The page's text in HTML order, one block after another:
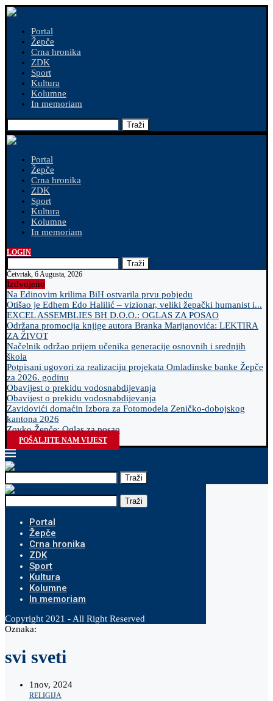
Portal
Žepče
Crna hronika
ZDK
Sport
Kultura
Kolumne
In memoriam
Traži
Portal
Žepče
Crna hronika
ZDK
Sport
Kultura
Kolumne
In memoriam
LOGIN
Traži
Četvrtak, 6 Augusta, 2026
Izdvojeno
Na Edinovim krilima BiH ostvarila prvu pobjedu
Otišao je Edhem Edo Halilić – vizionar, veliki žepački humanist i...
EXCEL ASSEMBLIES BH D.O.O.: OGLAS ZA POSAO
Održana promocija knjige autora Branka Marijanovića: LEKTIRA
ZA ŽIVOT
Načelnik održao prijem učenika generacije osnovnih i srednjih
škola
Potpisani ugovori za realizaciju projekata Omladinske banke Žepče
za 2026. godinu
Obavijest o prekidu vodosnabdijevanja
Obavijest o prekidu vodosnabdijevanja
Zavidovići domaćin Izbora za Fotomodela Zeničko-dobojskog
kantona 2026
Zovko Žepče: Oglas za posao
POŠALJITE NAM VIJEST
Traži
Traži
Portal
Žepče
Crna hronika
ZDK
Sport
Kultura
Kolumne
In memoriam
Copyright 2021 - All Right Reserved
Oznaka:
svi sveti
1nov, 2024
RELIGIJA